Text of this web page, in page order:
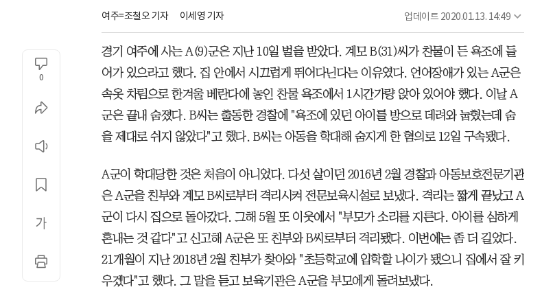
여주=조철오 기자 이세영 기자 업데이트 2020.01.13. 14:49
0
경기 여주에 사는 A(9)군은 지난 10일 벌을 받았다. 계모 B(31)씨가 찬물이 든 욕조에 들
어가 있으라고 했다. 집 안에서 시끄럽게 뛰어다닌다는 이유였다. 언어장애가 있는 A군은
속옷 차림으로 한겨울 베란다에 놓인 찬물 욕조에서 1시간가량 앉아 있어야 했다. 이날 A
군은 끝내 숨졌다. B씨는 출동한 경찰에 "욕조에 있던 아이를 방으로 데려와 눕혔는데 숨
을 제대로 쉬지 않았다"고 했다. B씨는 아동을 학대해 숨지게 한 혐의로 12일 구속됐다.
A군이 학대당한 것은 처음이 아니었다. 다섯 살이던 2016년 2월 경찰과 아동보호전문기관
은 A군을 친부와 계모 B씨로부터 격리시켜 전문보육시설로 보냈다. 격리는 짧게 끝났고 A
군이 다시 집으로 돌아갔다. 그해 5월 또 이웃에서 "부모가 소리를 지른다. 아이를 심하게
혼내는 것 같다"고 신고해 A군은 또 친부와 B씨로부터 격리됐다. 이번에는 좀 더 길었다.
21개월이 지난 2018년 2월 친부가 찾아와 "초등학교에 입학할 나이가 됐으니 집에서 잘 키
우겠다"고 했다. 그 말을 듣고 보육기관은 A군을 부모에게 돌려보냈다.